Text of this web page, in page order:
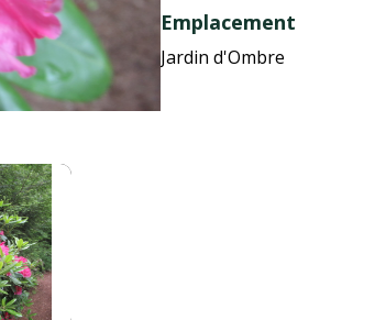
Emplacement
Jardin d'Ombre